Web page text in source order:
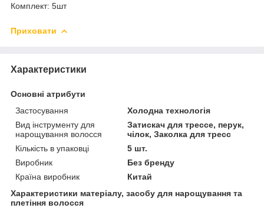
Комплект: 5шт
Приховати
Характеристики
Основні атрибути
Застосування
Холодна технологія
Вид інструменту для
нарощування волосся
Затискач для трессе, перук,
чілок, Заколка для тресс
Кількість в упаковці
5 шт.
Виробник
Без бренду
Країна виробник
Китай
Характеристики матеріалу, засобу для нарощування та
плетіння волосся